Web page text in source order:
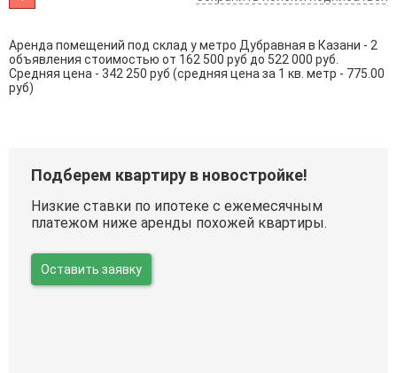
Аренда помещений под склад у метро Дубравная в Казани - 2
объявления стоимостью от 162 500 руб до 522 000 руб.
Средняя цена - 342 250 руб (средняя цена за 1 кв. метр - 775.00
руб)
Подберем квартиру в новостройке!
Низкие ставки по ипотеке с ежемесячным
платежом ниже аренды похожей квартиры.
Оставить заявку